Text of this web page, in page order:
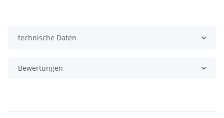
technische Daten
Bewertungen